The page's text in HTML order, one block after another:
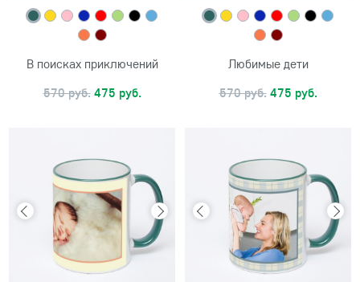
В поисках приключений
570 руб. 475 руб.
Любимые дети
570 руб. 475 руб.